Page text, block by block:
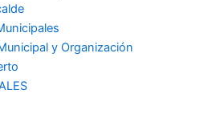
y Organización